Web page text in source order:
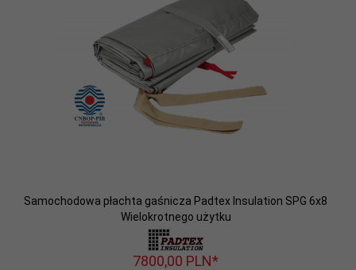
Samochodowa płachta gaśnicza Padtex Insulation SPG 6x8
Wielokrotnego użytku
7800,00 PLN*